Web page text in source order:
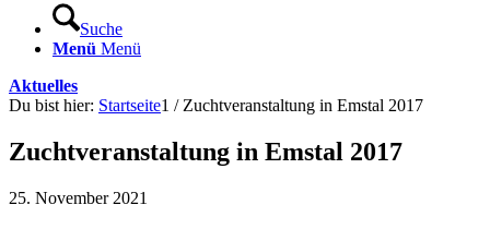
Suche
Menü Menü
Aktuelles
Du bist hier: Startseite1 / Zuchtveranstaltung in Emstal 2017
Zuchtveranstaltung in Emstal 2017
25. November 2021